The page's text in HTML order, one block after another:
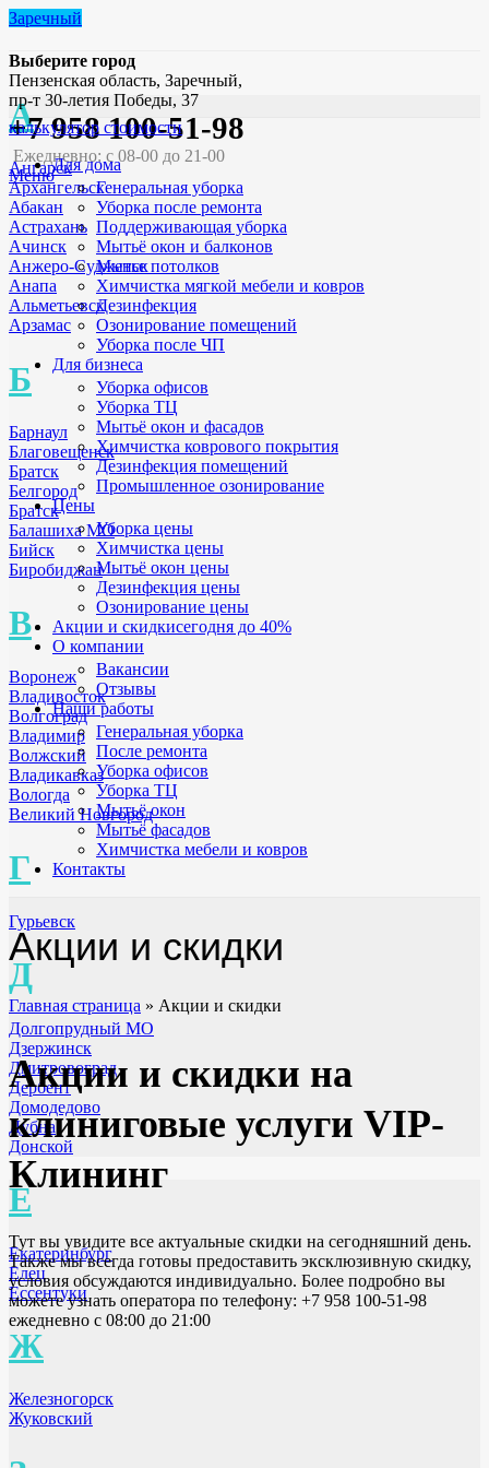
Заречный
Выберите город
А
Ангарск
Архангельск
Абакан
Астрахань
Ачинск
Анжеро-Судженск
Анапа
Альметьевск
Арзамас
Б
Барнаул
Благовещенск
Братск
Белгород
Братск
Балашиха МО
Бийск
Биробиджан
В
Воронеж
Владивосток
Волгоград
Владимир
Волжский
Владикавказ
Вологда
Великий Новгород
Г
Гурьевск
Д
Долгопрудный МО
Дзержинск
Дмитровоград
Дербент
Домодедово
Дубна
Донской
Е
Екатеринбург
Елец
Ессентуки
Ж
Железногорск
Жуковский
Пензенская область, Заречный,
пр-т 30-летия Победы, 37
+7 958 100-51-98
Ежедневно: с 08-00 до 21-00
Меню
калькулятор стоимости
Для дома
Генеральная уборка
Уборка после ремонта
Поддерживающая уборка
Мытьё окон и балконов
Мытье потолков
Химчистка мягкой мебели и ковров
Дезинфекция
Озонирование помещений
Уборка после ЧП
Для бизнеса
Уборка офисов
Уборка ТЦ
Мытьё окон и фасадов
Химчистка коврового покрытия
Дезинфекция помещений
Промышленное озонирование
Цены
Уборка цены
Химчистка цены
Мытьё окон цены
Дезинфекция цены
Озонирование цены
Акции и скидкисегодня до 40%
О компании
Вакансии
Отзывы
Наши работы
Генеральная уборка
После ремонта
Уборка офисов
Уборка ТЦ
Мытьё окон
Мытьё фасадов
Химчистка мебели и ковров
Контакты
Акции и скидки
Главная страница » Акции и скидки
Акции и скидки на
клиниговые услуги VIP-
Клининг
Тут вы увидите все актуальные скидки на сегодняшний день.
Также мы всегда готовы предоставить эксклюзивную скидку,
условия обсуждаются индивидуально. Более подробно вы
можете узнать оператора по телефону: +7 958 100-51-98
ежедневно с 08:00 до 21:00